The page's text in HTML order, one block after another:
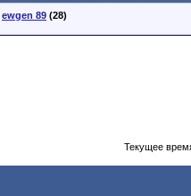
ewgen 89 (28)
Текущее